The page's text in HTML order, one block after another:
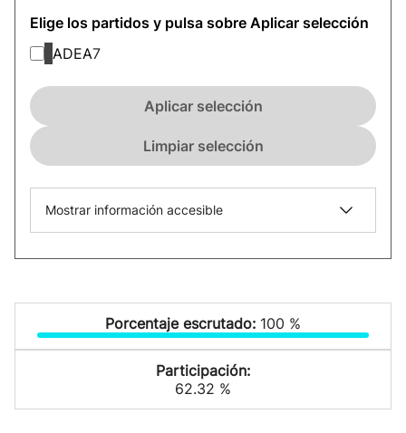
Elige los partidos y pulsa sobre Aplicar selección
ADEA7
Aplicar selección
Limpiar selección
Mostrar información accesible
Porcentaje escrutado: 100 %
Participación:
62.32 %